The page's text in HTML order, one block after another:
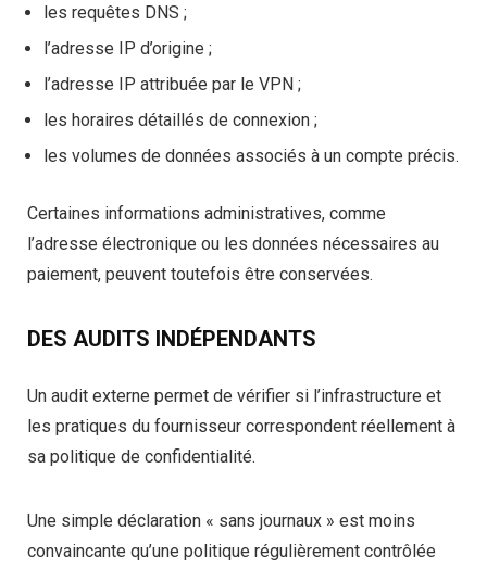
les requêtes DNS ;
l’adresse IP d’origine ;
l’adresse IP attribuée par le VPN ;
les horaires détaillés de connexion ;
les volumes de données associés à un compte précis.
Certaines informations administratives, comme
l’adresse électronique ou les données nécessaires au
paiement, peuvent toutefois être conservées.
DES AUDITS INDÉPENDANTS
Un audit externe permet de vérifier si l’infrastructure et
les pratiques du fournisseur correspondent réellement à
sa politique de confidentialité.
Une simple déclaration « sans journaux » est moins
convaincante qu’une politique régulièrement contrôlée